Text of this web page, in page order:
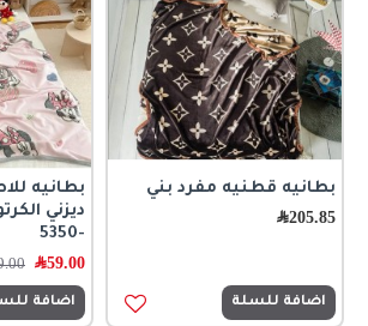
بطانيه قطنيه مفرد بني
205.85﷼
اضافة للسلة
بطانيه
ديزني
-5350
59.00﷼
اضافة